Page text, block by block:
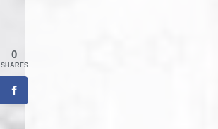
0
SHARES